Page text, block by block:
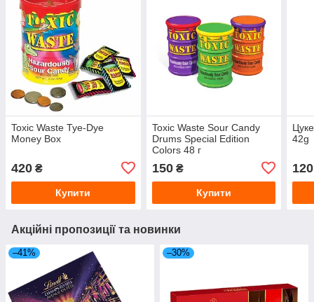
Toxic Waste Tye-Dye
Money Box
420 ₴
Купити
Toxic Waste Sour Candy
Drums Special Edition
Colors 48 г
150₴
Купити
42g
120
Акційні пропозиції та новинки
–41% –30%